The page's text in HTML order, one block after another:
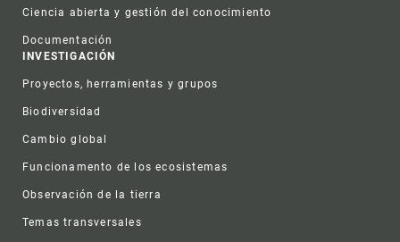
Ciencia abierta y gestión del conocimiento
Documentación
INVESTIGACIÓN
Proyectos, herramientas y grupos
Biodiversidad
Cambio global
Funcionamento de los ecosistemas
Observación de la tierra
Temas transversales